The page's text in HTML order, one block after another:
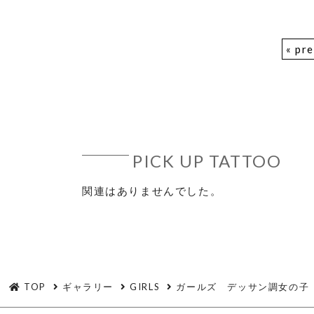
«
PICK UP TATTOO
関連はありませんでした。
TOP ギャラリー GIRLS ガールズ デッサン調女の子